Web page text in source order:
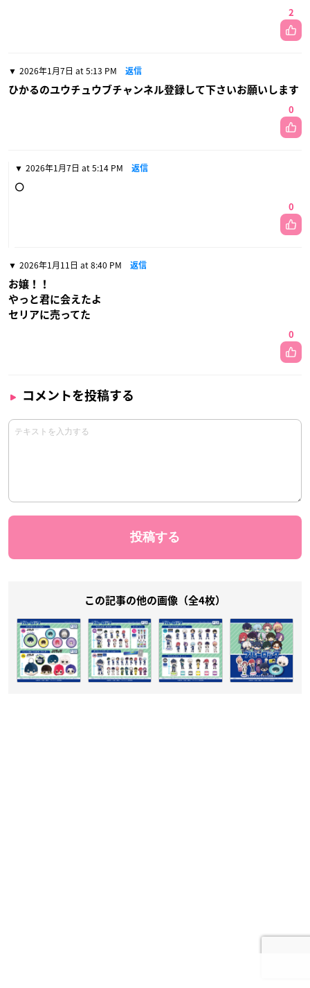
2
2026年1月7日 at 5:13 PM 返信
ひかるのユウチュウブチャンネル登録して下さいお願いします
0
2026年1月7日 at 5:14 PM 返信
🌕
0
2026年1月11日 at 8:40 PM 返信
お嬢！！
やっと君に会えたよ
セリアに売ってた
0
コメントを投稿する
この記事の他の画像（全4枚）